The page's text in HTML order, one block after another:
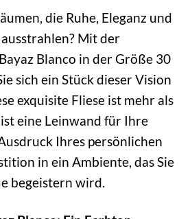
die Ruhe, Eleganz und
Mit der
Blanco in der Größe 30
sich ein Stück dieser Vision
exquisite Fliese ist mehr als
eine Leinwand für Ihre
Ihres persönlichen
in ein Ambiente, das Sie
begeistern wird.